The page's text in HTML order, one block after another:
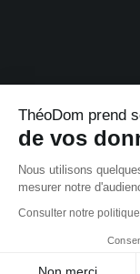
ThéoDom prend
de vos
Nous utilisons
mesurer notre
Consulter notre